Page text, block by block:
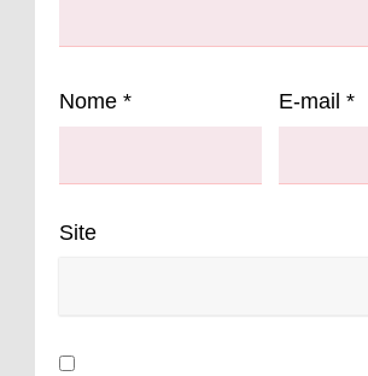
Nome * E-mail *
Site